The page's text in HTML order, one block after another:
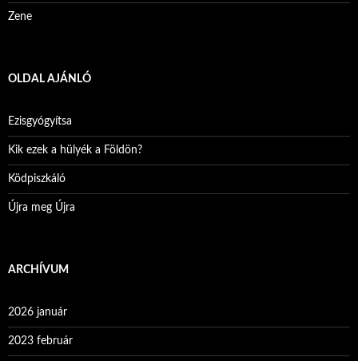
Zene
OLDAL AJÁNLÓ
Ezisgyógyítsa
Kik ezek a hülyék a Földön?
Ködpiszkáló
Újra meg Újra
ARCHÍVUM
2026 január
2023 február